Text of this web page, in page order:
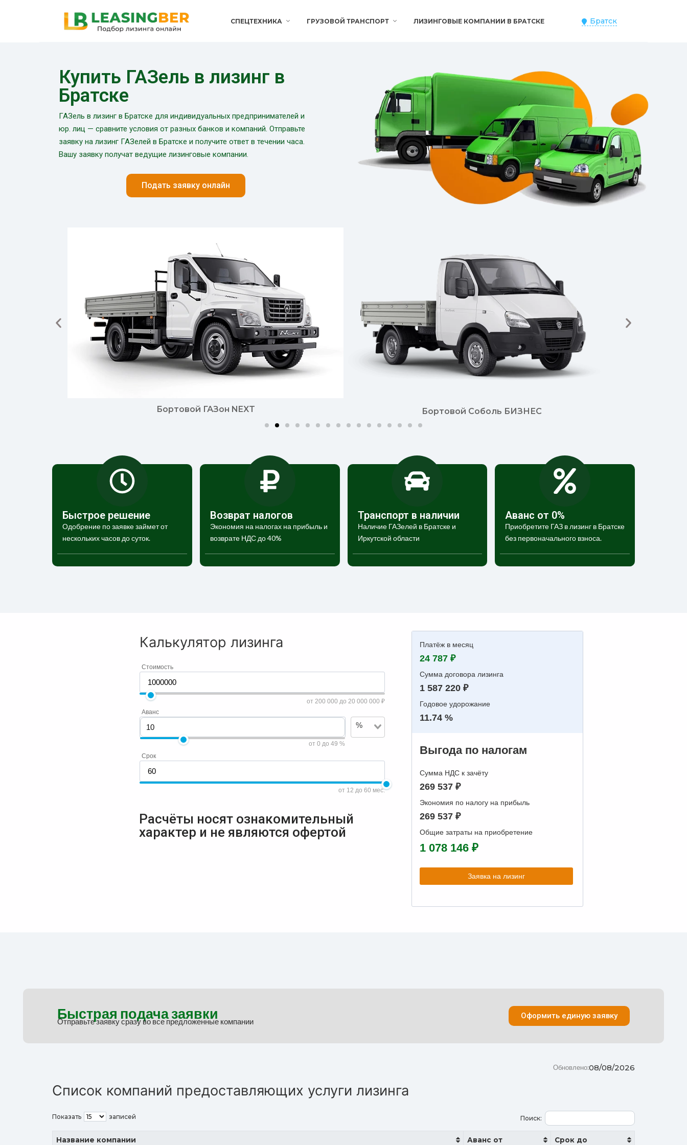
СПЕЦТЕХНИКА ГРУЗОВОЙ ТРАНСПОРТ ЛИЗИНГОВЫЕ КОМПАНИИ В БРАТСКЕ Братск
Купить ГАЗель в лизинг в
Братске
ГАЗель в лизинг в Братске для индивидуальных предпринимателей и
юр. лиц — сравните условия от разных банков и компаний. Отправьте
заявку на лизинг ГАЗелей в Братске и получите ответ в течении часа.
Вашу заявку получат ведущие лизинговые компании.
Подать заявку онлайн
Бортовой ГАЗон NEXT Бортовой Соболь БИЗНЕС
Быстрое решение
Одобрение по заявке займет от
нескольких часов до суток.
Возврат налогов
Экономия на налогах на прибыль и
возврате НДС до 40%
Транспорт в наличии
Наличие ГАЗелей в Братске и
Иркутской области
Аванс от 0%
Приобретите ГАЗ в лизинг в Братске
без первоначального взноса.
Калькулятор лизинга
Стоимость
от 200 000 до 20 000 000 ₽
Аванс
от 0 до 49 %
%
Срок
от 12 до 60 мес.
Платёж в месяц
24 787 ₽
Сумма договора лизинга
1 587 220 ₽
Годовое удорожание
11.74 %
Выгода по налогам
Сумма НДС к зачёту
269 537 ₽
Экономия по налогу на прибыль
269 537 ₽
Общие затраты на приобретение
1 078 146 ₽
Заявка на лизинг
Расчёты носят ознакомительный
характер и не являются офертой
Быстрая подача заявки
Отправьте заявку сразу во все предложенные компании
Оформить единую заявку
08/08/2026
Обновлено:
Список компаний предоставляющих услуги лизинга
Показать записей Поиск:
Название компании Аванс от Срок до